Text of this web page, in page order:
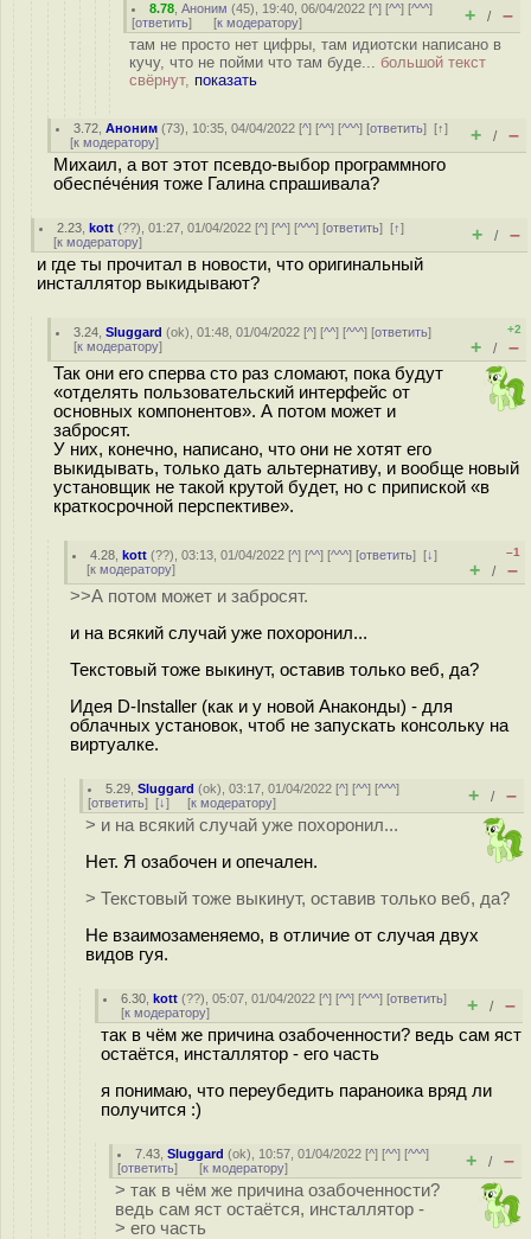
8.78 ,Аноним (45), 19:40, 06/04/2022 [^] [^^] [^^^]
[ответить] [к модератору] + / –
там не просто нет цифры, там идиотски написано в
кучу, что не пойми что там буде... большой текст
свёрнут, показать
3.72 ,Аноним (73), 10:35, 04/04/2022 [^] [^^] [^^^] [ответить][↑]
[к модератору] + / –
Михаил, а вот этот псевдо-выбор программного
обеспе́че́ния тоже Галина спрашивала?
2.23 ,kott (??), 01:27, 01/04/2022 [^] [^^] [^^^] [ответить][↑]
[к модератору] + / –
и где ты прочитал в новости, что оригинальный
инсталлятор выкидывают?
3.24 ,Sluggard (ok), 01:48, 01/04/2022 [^] [^^] [^^^] [ответить]
[к модератору]
+2
+ / –
Так они его сперва сто раз сломают, пока будут
«отделять пользовательский интерфейс от
основных компонентов». А потом может и
забросят.
У них, конечно, написано, что они не хотят его
выкидывать, только дать альтернативу, и вообще новый
установщик не такой крутой будет, но с припиской «в
краткосрочной перспективе».
4.28 ,kott (??), 03:13, 01/04/2022 [^] [^^] [^^^] [ответить][↓]
[к модератору]
–1
+ / –
>>А потом может и забросят.
и на всякий случай уже похоронил...
Текстовый тоже выкинут, оставив только веб, да?
Идея D-Installer (как и у новой Анаконды) - для
облачных установок, чтоб не запускать консольку на
виртуалке.
5.29 ,Sluggard (ok), 03:17, 01/04/2022 [^] [^^] [^^^]
[ответить] [↓] [к модератору] + / –
> и на всякий случай уже похоронил...
Нет. Я озабочен и опечален.
> Текстовый тоже выкинут, оставив только веб, да?
Не взаимозаменяемо, в отличие от случая двух
видов гуя.
6.30 ,kott (??), 05:07, 01/04/2022 [^] [^^] [^^^] [ответить]
[к модератору] + / –
так в чём же причина озабоченности? ведь сам яст
остаётся, инсталлятор - его часть
я понимаю, что переубедить параноика вряд ли
получится :)
7.43 ,Sluggard (ok), 10:57, 01/04/2022 [^] [^^] [^^^]
[ответить] [к модератору] + / –
> так в чём же причина озабоченности?
ведь сам яст остаётся, инсталлятор -
> его часть